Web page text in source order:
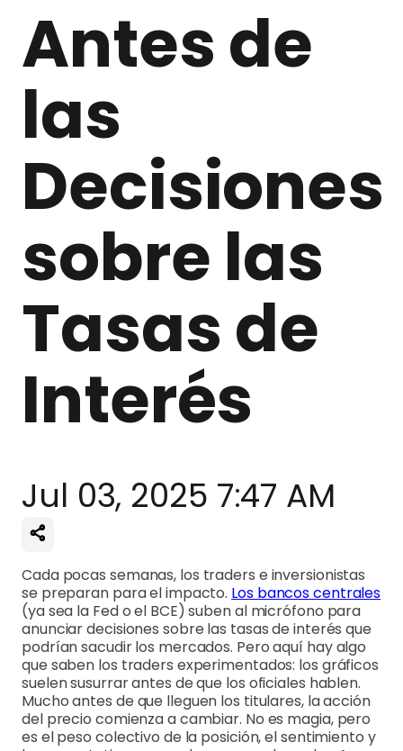
Antes de
las
Decisiones
sobre las
Tasas de
Interés
Jul 03, 2025 7:47 AM
Cada pocas semanas, los traders e inversionistas
se preparan para el impacto. Los bancos centrales
(ya sea la Fed o el BCE) suben al micrófono para
anunciar decisiones sobre las tasas de interés que
podrían sacudir los mercados. Pero aquí hay algo
que saben los traders experimentados: los gráficos
suelen susurrar antes de que los oficiales hablen.
Mucho antes de que lleguen los titulares, la acción
del precio comienza a cambiar. No es magia, pero
es el peso colectivo de la posición, el sentimiento y